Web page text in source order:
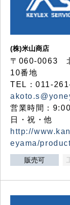
(株)米山商店
〒060-0063
10番地
TEL：011-
営業時間：
日・祝・他
http://
eyama/
販売可